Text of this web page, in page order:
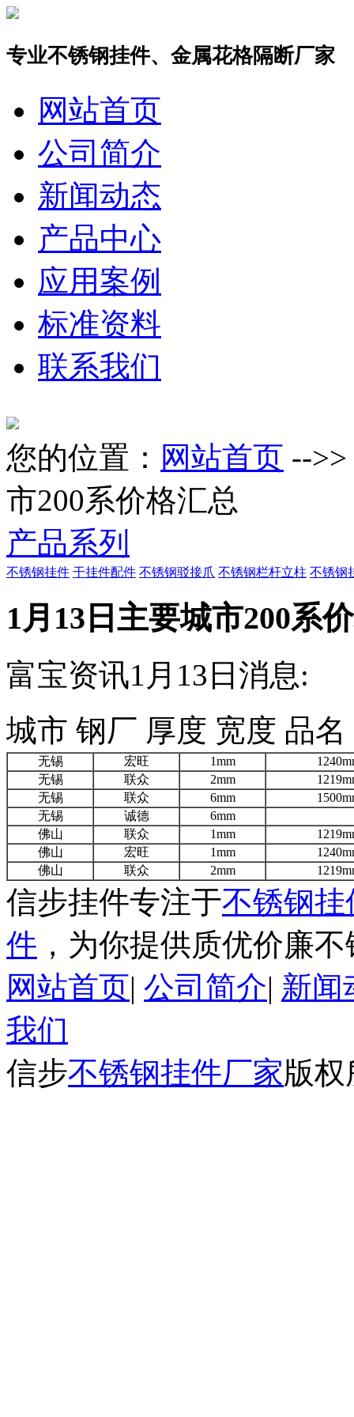
专业不锈钢挂件、金属花格隔断厂家
网站首页
公司简介
新闻动态
产品中心
应用案例
标准资料
联系我们
您的位置： 网站首页 -->>
市200系价格汇总
产品系列
不锈钢挂件 干挂件配件 不锈钢驳接爪 不锈钢栏杆立柱 不锈钢
1月13日主要城市200系
富宝资讯1月13日消息:
城市 钢厂 厚度 宽度 品
无锡 宏旺 1mm
无锡
联众 2mm
无锡
联众 6mm
无锡
诚德
6mm
佛山
联众 1mm
佛山
宏旺 1mm
佛山
联众 2mm
信步挂件专注于不锈钢挂
件 ，为你提供质优价廉
网站首页| 公司简介| 新闻
我们
信步不锈钢挂件厂家版权